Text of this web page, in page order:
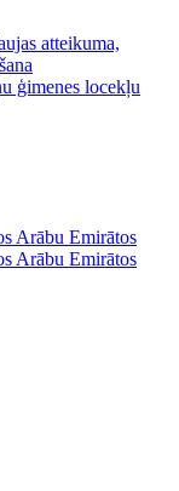
atteikuma,
ģimenes locekļu